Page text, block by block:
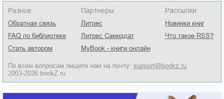
Разное
Обратная связь
FAQ по библиотеке
Стать автором
Партнеры
Литрес
Литрес Самиздат
MyBook - книги онлайн
Рассылки
Новинки книг
Что такое RSS?
По всем вопросам пишите нам на почту: support@bookz.ru
2003-2026 bookZ.ru